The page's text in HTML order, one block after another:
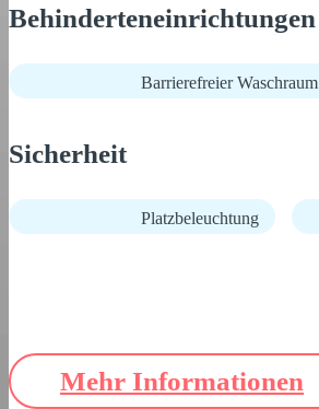
Behinderteneinrichtungen
Barrierefreier Waschraum
Sicherheit
Platzbeleuchtung
Mehr Informationen